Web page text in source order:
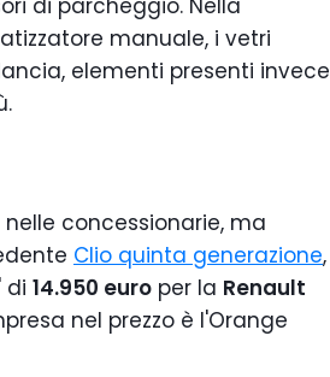
di parcheggio. Nella
manuale, i vetri
elementi presenti invece
concessionarie, ma
Clio quinta generazione,
di 14.950 euro per la Renault
nel prezzo è l'Orange